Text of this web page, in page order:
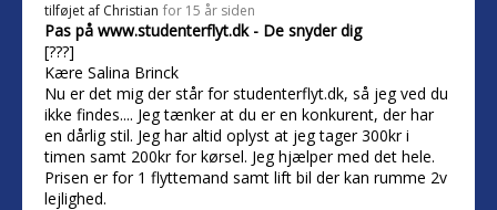
tilføjet af Christian for 15 år siden
Pas på www.studenterflyt.dk - De snyder dig
[???]
Kære Salina Brinck
Nu er det mig der står for studenterflyt.dk, så jeg ved du
ikke findes.... Jeg tænker at du er en konkurent, der har
en dårlig stil. Jeg har altid oplyst at jeg tager 300kr i
timen samt 200kr for kørsel. Jeg hjælper med det hele.
Prisen er for 1 flyttemand samt lift bil der kan rumme 2v
lejlighed.